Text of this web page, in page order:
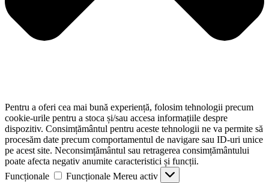
Pentru a oferi cea mai bună experiență, folosim tehnologii precum
cookie-urile pentru a stoca și/sau accesa informațiile despre
dispozitiv. Consimțământul pentru aceste tehnologii ne va permite să
procesăm date precum comportamentul de navigare sau ID-uri unice
pe acest site. Neconsimțământul sau retragerea consimțământului
poate afecta negativ anumite caracteristici și funcții.
Funcționale
Funcționale Mereu activ